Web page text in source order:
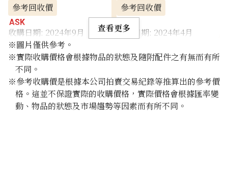
參考回收價
ASK
收購日期: 2024年9月
參考回收價
ASK
收購日期: 2024年4月
查看更多
※圖片僅供參考。
※實際收購價格會根據物品的狀態及隨附配件之有無而有所
不同。
※參考收購價是根據本公司拍賣交易紀錄等推算出的參考價
格。這並不保證實際的收購價格，實際價格會根據匯率變
動、物品的狀態及市場趨勢等因素而有所不同。